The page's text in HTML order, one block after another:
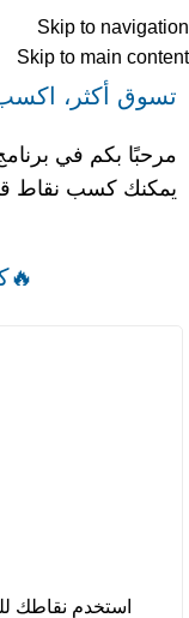
Skip to navigation
Skip to main content
تسوق أكثر، اكسب
مرحبًا بكم في
يمكنك كسب نقاط
استخدم نقاطك